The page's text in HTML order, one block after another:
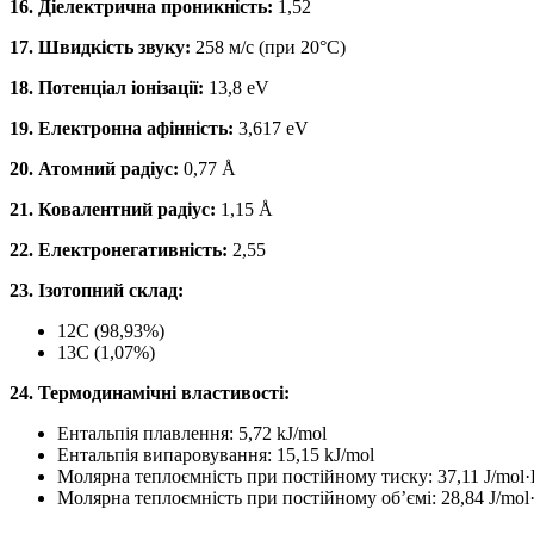
16. Діелектрична проникність: 1,52
17. Швидкість звуку: 258 м/с (при 20°C)
18. Потенціал іонізації: 13,8 eV
19. Електронна афінність: 3,617 eV
20. Атомний радіус: 0,77 Å
21. Ковалентний радіус: 1,15 Å
22. Електронегативність: 2,55
23. Ізотопний склад:
12C (98,93%)
13C (1,07%)
24. Термодинамічні властивості:
Ентальпія плавлення: 5,72 kJ/mol
Ентальпія випаровування: 15,15 kJ/mol
Молярна теплоємність при постійному тиску: 37,11 J/
Молярна теплоємність при постійному об’ємі: 28,84 J/